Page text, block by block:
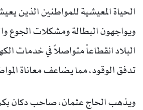
الحياة المعيشية للمواطنين الذين
ويواجهون البطالة ومشكلات الجوع
البلاد انقطاعاً متواصلاً في خدمات
تدفق الوقود، مما يضاعف معاناة
ويذهب الحاج عثمان، صاحب دكان